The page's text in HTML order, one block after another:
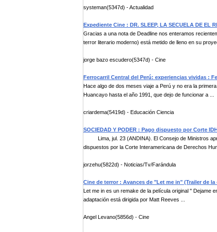
systeman(5347d) - Actualidad
Expediente Cine : DR. SLEEP, LA SECUELA DE EL
Gracias a una nota de Deadline nos enteramos
terror literario moderno) está metido de lleno en su
jorge bazo escudero(5347d) - Cine
Ferrocarril Central del Perú: experiencias vividas :
Hace algo de dos meses viaje a Perú y no era la
Huancayo hasta el año 1991, que dejo de funcionar a ...
criardema(5419d) - Educación Ciencia
SOCIEDAD Y PODER : Pago dispuesto por Corte
Lima, jul. 23 (ANDINA). El Consejo de Ministros
dispuestos por la Corte Interamericana de Derechos
jorzehu(5822d) - Noticias/Tv/Farándula
Cine de terror : Avances de "Let me in" (Trailer de
Let me in es un remake de la película original " Dejame
adaptación está dirigida por Matt Reeves ...
Angel Levano(5856d) - Cine